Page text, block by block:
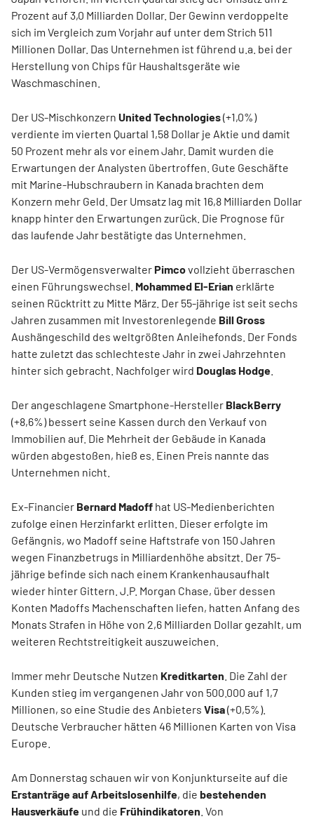
Prozent auf 3,0 Milliarden Dollar. Der Gewinn verdoppelte
sich im Vergleich zum Vorjahr auf unter dem Strich 511
Millionen Dollar. Das Unternehmen ist führend u.a. bei der
Herstellung von Chips für Haushaltsgeräte wie
Waschmaschinen.
Der US-Mischkonzern United Technologies(+1,0%)
verdiente im vierten Quartal 1,58 Dollar je Aktie und damit
50 Prozent mehr als vor einem Jahr. Damit wurden die
Erwartungen der Analysten übertroffen. Gute Geschäfte
mit Marine-Hubschraubern in Kanada brachten dem
Konzern mehr Geld. Der Umsatz lag mit 16,8 Milliarden Dollar
knapp hinter den Erwartungen zurück. Die Prognose für
das laufende Jahr bestätigte das Unternehmen.
Der US-VermögensverwalterPimcovollzieht überraschen
einen Führungswechsel. Mohammed El-Erian erklärte
seinen Rücktritt zu Mitte März. Der 55-jährige ist seit sechs
Jahren zusammen mit Investorenlegende Bill Gross
Aushängeschild des weltgrößten Anleihefonds. Der Fonds
hatte zuletzt das schlechteste Jahr in zwei Jahrzehnten
hinter sich gebracht. Nachfolger wird Douglas Hodge
Der angeschlagene Smartphone-Hersteller BlackBerry
(+8,6%) bessert seine Kassen durch den Verkauf von
Immobilien auf. Die Mehrheit der Gebäude in Kanada
würden abgestoßen, hieß es. Einen Preis nannte das
Unternehmen nicht.
Ex-Financier Bernard Madoff hat US-Medienberichten
zufolge einen Herzinfarkt erlitten. Dieser erfolgte im
Gefängnis, wo Madoff seine Haftstrafe von 150 Jahren
wegen Finanzbetrugs in Milliardenhöhe absitzt. Der 75-
jährige befinde sich nach einem Krankenhausaufhalt
wieder hinter Gittern. J.P. Morgan Chase, über dessen
Konten Madoffs Machenschaften liefen, hatten Anfang des
Monats Strafen in Höhe von 2,6 Milliarden Dollar gezahlt, um
weiteren Rechtstreitigkeit auszuweichen.
Immer mehr Deutsche Nutzen Kreditkarten . Die Zahl der
Kunden stieg im vergangenen Jahr von 500.000 auf 1,7
Millionen, so eine Studie des Anbieters Visa(+0,5%).
Deutsche Verbraucher hätten 46 Millionen Karten von Visa
Europe.
Am Donnerstag schauen wir von Konjunkturseite auf die
Erstanträge auf Arbeitslosenhilfe, die bestehenden
Hausverkäufe und die Frühindikatoren . Von